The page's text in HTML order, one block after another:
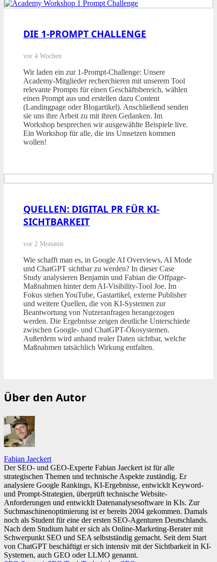
DIE 1-PROMPT CHALLENGE
vor 4 Wochen
Wir laden ein zur 1-Prompt-Challenge: Unsere
Academy-Mitglieder recherchieren mit unserem Tool
relevante Prompts für einen Geschäftsbereich, wählen
einen Prompt aus und erstellen dazu Content
(Landingpage oder Blogartikel). Anschließend senden
sie uns ihre Arbeit zu mit ihren Gedanken. Im
Workshop besprechen wir ausgewählte Beispiele live.
Ein Workshop für alle, die ins Umsetzen kommen
wollen!
QUELLEN: DIGITAL PR FÜR KI-
SICHTBARKEIT
vor 2 Monaten
Wie schafft man es, in Google AI Overviews, AI Mode
und ChatGPT sichtbar zu werden? In dieser Case
Study analysieren Benjamin und Fabian die Offpage-
Maßnahmen hinter dem AI-Visibility-Tool Joe. Im
Fokus stehen YouTube, Gastartikel, externe Publisher
und weitere Quellen, die von KI-Systemen zur
Beantwortung von Nutzeranfragen herangezogen
werden. Die Ergebnisse zeigen deutliche Unterschiede
zwischen Google- und ChatGPT-Ökosystemen.
Außerdem wird anhand realer Daten sichtbar, welche
Maßnahmen tatsächlich Wirkung entfalten.
Über den Autor
Fabian Jaeckert
Der SEO- und GEO-Experte Fabian Jaeckert ist für alle
strategischen Themen und technische Aspekte zuständig. Er
analysiere Google Rankings, KI-Ergebnisse, entwicklt Keyword-
und Prompt-Strategien, überprüft technische Website-
Anforderungen und entwicklt Datenanalysesoftware in KIs. Zur
Suchmaschinenoptimierung ist er bereits 2004 gekommen. Damals
noch als Student für eine der ersten SEO-Agenturen Deutschlands.
Nach dem Studium habt er sich als Online-Marketing-Berater mit
Schwerpunkt SEO und SEA selbstständig gemacht. Seit dem Start
von ChatGPT beschäftigt er sich intensiv mit der Sichtbarkeit in KI-
Systemen, auch GEO oder LLMO genannt.